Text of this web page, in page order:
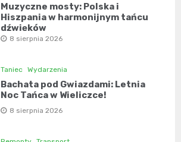
Muzyczne mosty: Polska i
Hiszpania w harmonijnym tańcu
dźwięków
8 sierpnia 2026
Taniec Wydarzenia
Bachata pod Gwiazdami: Letnia
Noc Tańca w Wieliczce!
8 sierpnia 2026